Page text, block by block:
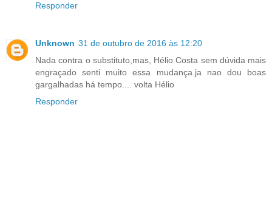
Responder
Unknown 31 de outubro de 2016 às 12:20
Nada contra o substituto,mas, Hélio Costa sem dúvida mais
engraçado senti muito essa mudança.ja nao dou boas
gargalhadas há tempo.... volta Hélio
Responder